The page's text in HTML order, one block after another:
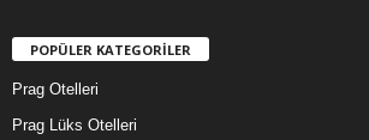
POPÜLER KATEGORİLER
Prag Otelleri
Prag Lüks Otelleri